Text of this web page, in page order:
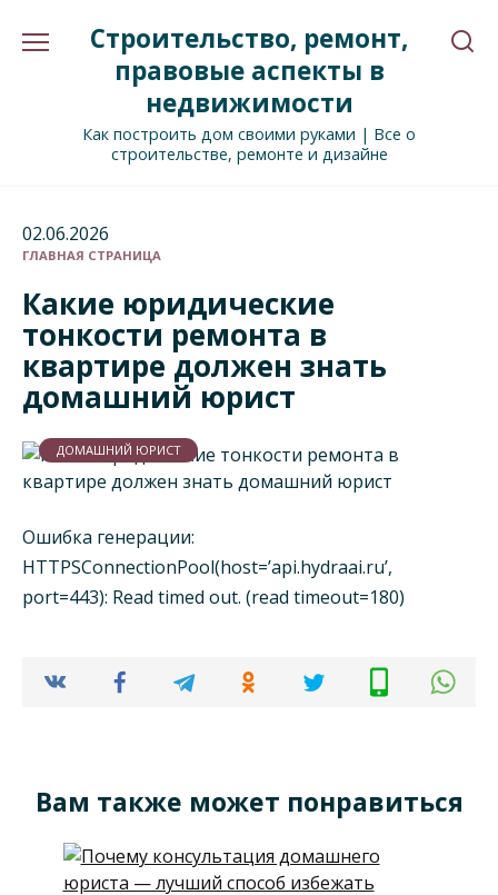
Строительство, ремонт,
правовые аспекты в
недвижимости
Как построить дом своими руками | Все о
строительстве, ремонте и дизайне
02.06.2026
ГЛАВНАЯ СТРАНИЦА
Какие юридические
тонкости ремонта в
квартире должен знать
домашний юрист
ДОМАШНИЙ ЮРИСТ
Ошибка генерации:
HTTPSConnectionPool(host=’api.hydraai.ru’,
port=443): Read timed out. (read timeout=180)
Вам также может понравиться